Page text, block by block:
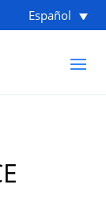
Español